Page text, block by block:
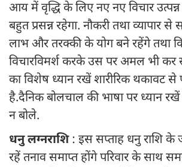
आय में वृद्धि के लिए नए नए विचार
बहुत प्रसन्न रहेगा. नौकरी तथा व्यापार से
लाभ और तरक्की के योग बने रहेंगे तथा
विचारविमर्श करके उस पर अमल भी कर
का विशेष ध्यान रखें शारीरिक थकावट
है.दैनिक बोलचाल की भाषा पर ध्यान
न बोले.
धनु लग्नराशि: इस सप्ताह धनु राशि
रहें तनाव समाप्त होंगे परिवार के साथ